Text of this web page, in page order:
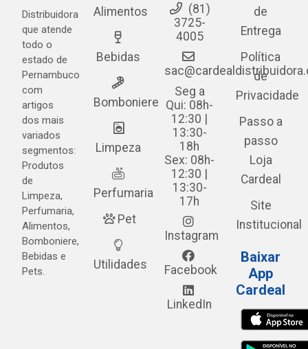
Distribuidora
que atende
todo o
estado de
Pernambuco
com
artigos
dos mais
variados
segmentos:
Produtos
de
Limpeza,
Perfumaria,
Alimentos,
Bomboniere,
Bebidas e
Pets.
Alimentos
Bebidas
Bomboniere
Limpeza
Perfumaria
Pet
Utilidades
(81)
3725-
4005
Seg a
Qui: 08h-
12:30 |
13:30-
18h
Sex: 08h-
12:30 |
13:30-
17h
Instagram
Facebook
LinkedIn
de
Entrega
Política
de
Privacidade
Passo a
passo
Loja
Cardeal
Site
Institucional
Baixar
App
Cardeal